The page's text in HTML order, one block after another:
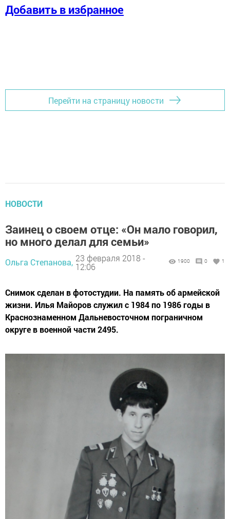
Добавить в избранное
Перейти на страницу новости
НОВОСТИ
Заинец о своем отце: «Он мало говорил,
но много делал для семьи»
Ольга Степанова, 23 февраля 2018 -
12:06
1900 0 1
Снимок сделан в фотостудии. На память об армейской
жизни. Илья Майоров служил с 1984 по 1986 годы в
Краснознаменном Дальневосточном пограничном
округе в военной части 2495.